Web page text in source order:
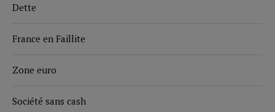
Dette
France en Faillite
Zone euro
Société sans cash